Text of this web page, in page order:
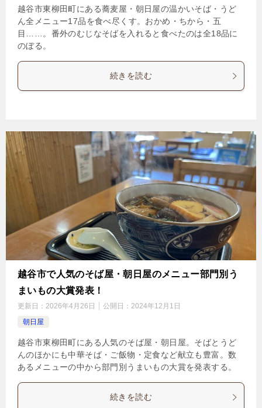
越谷市東柳田町にある蕎麦屋・朝日屋の温かいそば・うど
ん全メニュー17品を食べ尽くす。おかめ・ちから・五
目……。番外のむじなそばを入れると食べたのは全18品に
のぼる。
続きを読む
越谷市で人気のそば屋・朝日屋のメニュー部門別う
まいもの大賞発表！
更新日： 2026年4月26日 公開日： 2024年12月1日
朝日屋
越谷市東柳田町にある人気のそば屋・朝日屋。そばとうど
んのほかにも中華そば・ご飯物・定食など献立も豊富。数
あるメニューの中から部門別うまいもの大賞を発表する。
続きを読む